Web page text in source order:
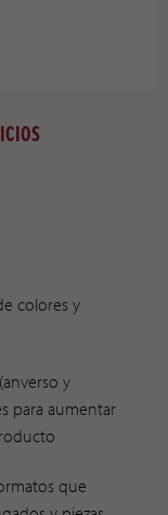
colores y
y
para aumentar
que